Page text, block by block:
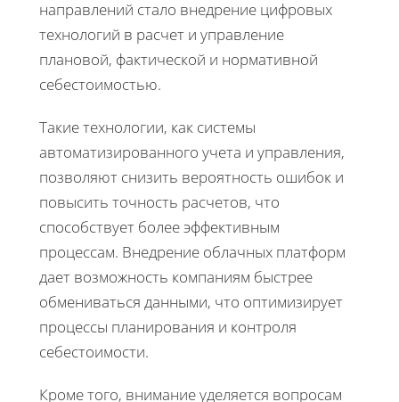
направлений стало внедрение цифровых
технологий в расчет и управление
плановой, фактической и нормативной
себестоимостью.
Такие технологии, как системы
автоматизированного учета и управления,
позволяют снизить вероятность ошибок и
повысить точность расчетов, что
способствует более эффективным
процессам. Внедрение облачных платформ
дает возможность компаниям быстрее
обмениваться данными, что оптимизирует
процессы планирования и контроля
себестоимости.
Кроме того, внимание уделяется вопросам